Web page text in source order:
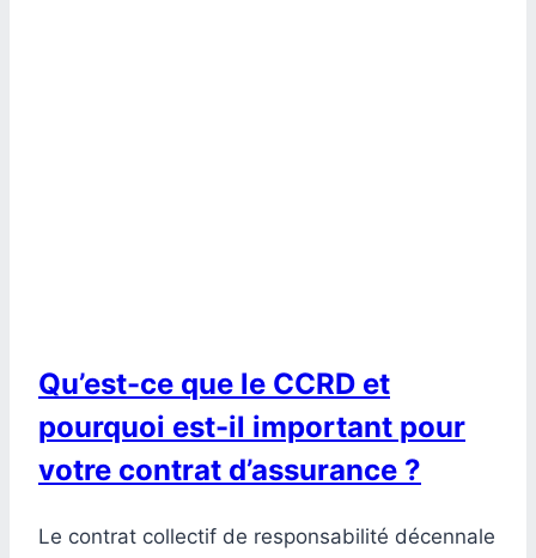
Qu’est-ce que le CCRD et
pourquoi est-il important pour
votre contrat d’assurance ?
Le contrat collectif de responsabilité décennale